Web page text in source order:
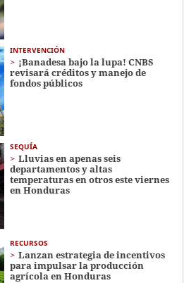
INTERVENCIÓN
¡Banadesa bajo la lupa! CNBS
revisará créditos y manejo de
fondos públicos
SEQUÍA
Lluvias en apenas seis
departamentos y altas
temperaturas en otros este viernes
en Honduras
RECURSOS
Lanzan estrategia de incentivos
para impulsar la producción
agrícola en Honduras